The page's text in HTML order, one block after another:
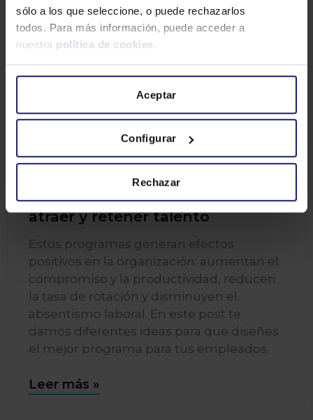
sólo a los que seleccione, o puede rechazarlos
todos. Para más información, puede acceder a
nuestra política de cookies .
Aceptar
Configurar
Rechazar
GESTIÓN DE PERSONAS
Programa de beneficios para
atraer y retener talento
Estos programas generan efectos
positivos en la organización: aumentan el
compromiso y la productividad, reducen
la tasa de rotación y disminuyen el
absentismo laboral. En este post te
damos diferentes ideas para que diseñes
el mejor programa para tus empleados.
Leer más »